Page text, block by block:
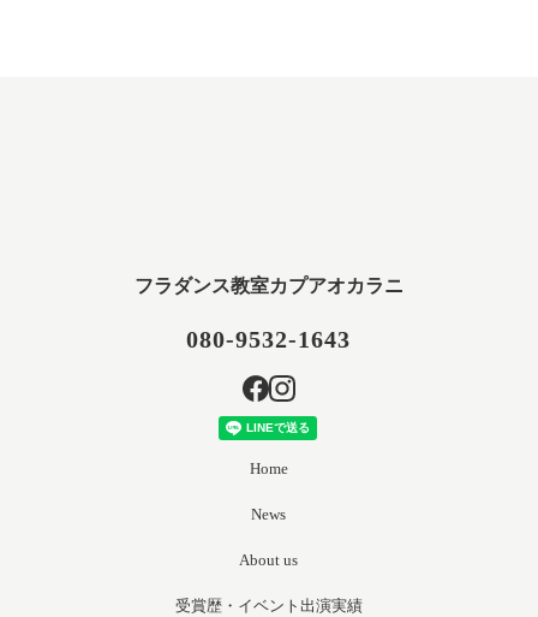
フラダンス教室カプアオカラニ
080-9532-1643
Home
News
About us
受賞歴・イベント出演実績